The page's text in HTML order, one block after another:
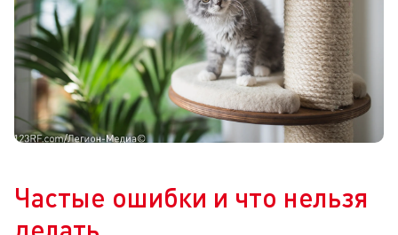
Частые ошибки и что нельзя
делать